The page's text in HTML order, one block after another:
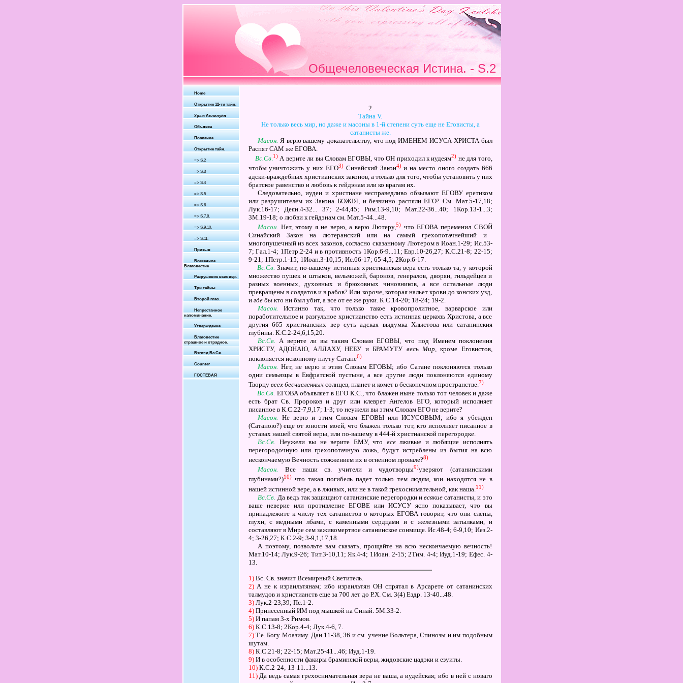
Home
Открытие 12-ти тайн.
Ура и Аллилуйя
Объявка
Послание
Открытие тайн.
=> S.2
=> S.3
=> S.4
=> S.5
=> S.6
=> S.7,8.
=> S.9,10.
=> S.11.
Призыв
Всевечное
Благовестие
Разрушение всех вер.
Три тайны
Второй глас.
Непрестанное
напоминание.
Утверждение
Благовестие
страшное и отрадное.
Взгляд Вс.Св.
Counter
ГОСТЕВАЯ
Общечеловеческая Истина. - S.2
2
Тайна V.
Не только весь мир, но даже и масоны в 1-й степени суть еще не Еговисты, а
сатанисты же.
Масон.Я верю вашему доказательству, что подИМЕНЕМ ИСУСА-ХРИСТАбыл
Распят САМ же ЕГОВА.
Вс.Св.1) А верите ли вы СловамЕГОВЫ, чтоОН приходил к иудеям2) не для того,
чтобы уничтожить у них ЕГО3) Синайский Закон4) и на место оного создать 666
адски-враждебных христианских законов, а только для того, чтобы установить у них
братское равенство и любовь к гейдэнам или ко врагам их.
Следовательно, иудеи и христиане несправедливо обзывают ЕГОВУеретиком
или разрушителем их Закона БОЖІЯ, и безвинно распялиЕГО? См. Мат.5-17,18;
Лук.16-17; Деян.4-32... 37; 2-44,45; Рим.13-9,10; Мат.22-36...40; 1 Кор.13-1...3;
3М.19-18; о любви к гейдэнам см. Мат.5-44...48.
Масон. Нет, этому я не верю, а верю Лютеру,5) что ЕГОВА переменил СВОЙ
Синайский Закон на лютеранский или на самый грехопотачнейший и
многопушечный из всех законов, согласно сказанному Лютером в Иоан.1-29; Ис.53-
7; Гал.1-4; 1 Петр.2-24и в противность 1 Кор.6-9...11; Евр.10-26,27; К.С.21-8; 22-15;
9-21; 1 Петр.1-15; 1 Иоан.3-10,15; Ис.66-17; 65-4,5; 2Кор.6-17.
Вс.Св. Значит, по-вашему истинная христианская вера есть только та, у которой
множество пушек и штыков, вельможей, баронов, генералов, дворян, гильдейцев и
разных военных, духовных и брюховных чиновников, а все остальные люди
превращены в солдатов и в рабов? Или короче, которая нальет крови до конских узд,
и где бы кто ни был убит, а все от ее же руки. К.С.14-20; 18-24; 19-2.
Масон.Истинно так, что только такое кровопролитное, варварское или
поработительное и разгульное христианство есть истинная церковь Христова, а все
другия665христианских вер суть адская выдумка Хлыстова или сатанинския
глубины. К.С.2-24,6,15,20.
Вс.Св. А верите ли вы таким СловамЕГОВЫ , что под Именем поклонения
ХРИСТУ, АДОНАЮ, АЛЛАХУ, НЕБУ иБРАМУТУ весь Мир , кроме Еговистов,
поклоняется исконному плуту Сатане6)
Масон. Нет, не верю и этим СловамЕГОВЫ; ибо Сатане поклоняются только
одни семьязцы в Евфратской пустыне, а все другие люди поклоняются единому
Творцу всех бесчисленных солнцев, планет и комет в бесконечном пространстве.7)
Вс.Св. ЕГОВА объявляет в ЕГО К.С.,
что блажен ныне только тот человек и даже
есть брат Св. Пророков и друг или клеврет Ангелов ЕГО,который исполняет
писанное вК.С.22-7,9,17; 1-3; то неужели вы этим СловамЕГОне верите?
Масон. Не верю и этим Словам ЕГОВЫили ИСУСОВЫМ; ибо я убежден
(Сатаною?) еще от юности моей, что блажен только тот, кто исполняет писанное в
уставах нашей святой веры, или по-вашему в 444-й христианской перегородке.
Вс.Св
Неужели вы не верите ЕМУ, что все лживые и любящие исполнять
перегородочную или грехопотачную ложь, будут истреблены из бытия на всю
нескончаемую Вечность сожжением их в огненном провале?8)
Масон. Все наши св. учители и чудотворцы9)уверяют (сатанинскими
глубинами?)10)что такая погибель падет только тем людям, кои находятся не в
нашей истинной вере, а в лживых, или не в такой грехоснимательной, как наша. 11)
Вс.Св Да ведь так защищают сатанинские перегородки ивсякиесатанисты, и это
ваше неверие или противление ЕГОВЕилиИСУСУ ясно показывает, что вы
принадлежите к числу тех сатанистов о которыхЕГОВА говорит, что они слепы,
глухи, с медными лбами, с каменными сердцами и с железными затылками, и
составляют в Мире сем заживомертвое сатанинское сонмище.Ис.48-4; 6-9,10; Иез.2-
4; 3-26,27; К.С.2-9; 3-9,1,17,18.
А поэтому, позвольте вам сказать, прощайте на всю нескончаемую вечность!
Мат.10-14; Лук.9-26; Тит.3-10,11; Як.4-4; 1 Иоан. 2-15;2Тим. 4-4; Иуд.1-19; Ефес. 4-
13.
1) Вс. Св. значит Всемирный Светитель.
2) А не к израильтянам; ибо израильтян ОНспрятал в Арсарете от сатанинских
талмудов и христианств еще за 700 лет до Р.Х. См. 3(4) Ездр. 13-40...48.
3) Лук.2-23,39; Пс.1-2.
4) Принесенный ИМ под мышкой на Синай. 5М.33-2.
5) И папам 3-х Римов.
6) К.С.13-8; 2Кор.4-4; Лук.4-6, 7.
7) Т.е. Богу Моазиму. Дан.11-38, 36 и см. учение Вольтера, Спинозы и им подобным
шутам.
8) К.С.21-8; 22-15; Мат.25-41...46; Иуд.1-19.
9) И в особенности факиры браминской веры, жидовские цадэки и езуиты.
10) К.С.2-24; 13-11...13.
11) Да ведь самая грехоснимательная вера не ваша, а иудейская; ибо в ней с новаго